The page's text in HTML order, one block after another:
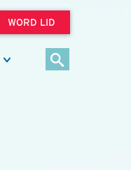
WORD LID